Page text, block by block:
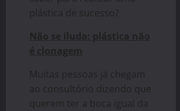
plástica de sucesso?
Não se iluda: plástica não
é clonagem
Muitas pessoas já chegam
ao consultório dizendo que
querem ter a boca igual da